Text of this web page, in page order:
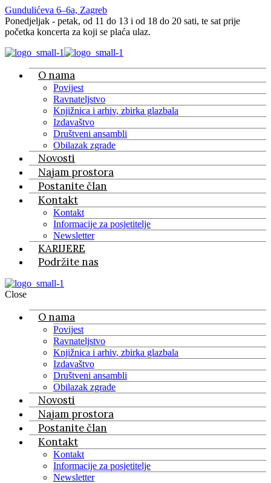
Gundulićeva 6–6a, Zagreb
Ponedjeljak - petak, od 11 do 13 i od 18 do 20 sati, te sat prije
početka koncerta za koji se plaća ulaz.
O nama
Povijest
Ravnateljstvo
Knjižnica i arhiv, zbirka glazbala
Izdavaštvo
Društveni ansambli
Obilazak zgrade
Novosti
Najam prostora
Postanite član
Kontakt
Kontakt
Informacije za posjetitelje
Newsletter
KARIJERE
Podržite nas
Close
O nama
Povijest
Ravnateljstvo
Knjižnica i arhiv, zbirka glazbala
Izdavaštvo
Društveni ansambli
Obilazak zgrade
Novosti
Najam prostora
Postanite član
Kontakt
Kontakt
Informacije za posjetitelje
Newsletter